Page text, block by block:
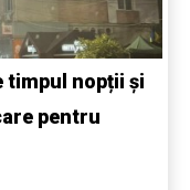
timpul nopții și
pentru